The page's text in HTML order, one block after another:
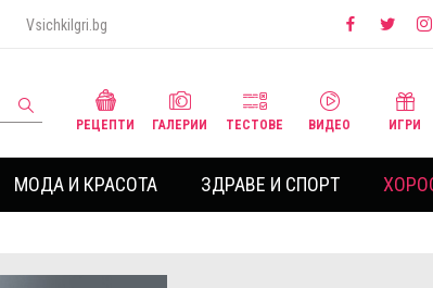
VsichkiIgri.bg
РЕЦЕПТИ ГАЛЕРИИ ТЕСТОВЕ ВИДЕО ИГРИ
МОДА И КРАСОТА ЗДРАВЕ И СПОРТ